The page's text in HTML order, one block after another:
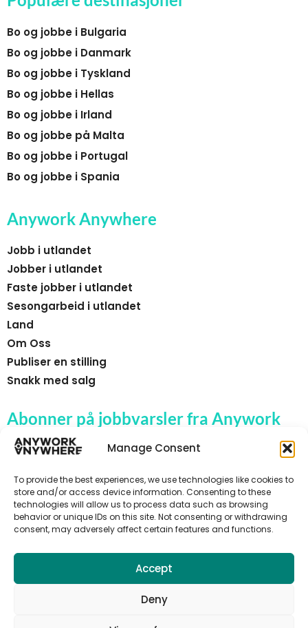
Manage Consent
To provide the best experiences, we use technologies like cookies to
store and/or access device information. Consenting to these
technologies will allow us to process data such as browsing
behavior or unique IDs on this site. Not consenting or withdrawing
consent, may adversely affect certain features and functions.
Accept
Deny
Bo og jobbe i Bulgaria
Bo og jobbe i Danmark
Bo og jobbe i Tyskland
Bo og jobbe i Hellas
Bo og jobbe i Irland
Bo og jobbe på Malta
Bo og jobbe i Portugal
Bo og jobbe i Spania
Anywork Anywhere
Jobb i utlandet
Jobber i utlandet
Faste jobber i utlandet
Sesongarbeid i utlandet
Land
Om Oss
Publiser en stilling
Snakk med salg
Abonner på jobbvarsler fra Anywork
Anywhere
🌞 MOTTA JOBBVARSLER